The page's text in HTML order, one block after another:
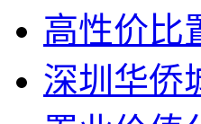
高性价比
深圳华侨